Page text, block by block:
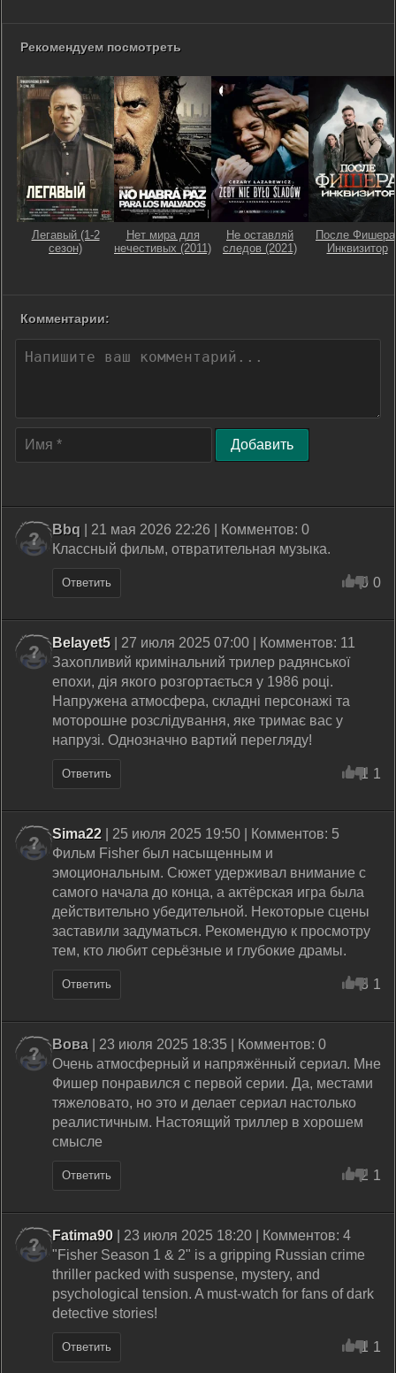
Рекомендуем посмотреть
Легавый (1-2
сезон)
Нет мира для
нечестивых (2011)
Не оставляй
следов (2021)
После
Инквизитор
Комментарии:
Добавить
Bbq | 21 мая 2026 22:26 | Комментов: 0
Классный фильм, отвратительная музыка.
Ответить 0 0
Belayet5 | 27 июля 2025 07:00 | Комментов: 11
Захопливий кримінальний трилер радянської
епохи, дія якого розгортається у 1986 році.
Напружена атмосфера, складні персонажі та
моторошне розслідування, яке тримає вас у
напрузі. Однозначно вартий перегляду!
Ответить 1 1
Sima22 | 25 июля 2025 19:50 | Комментов: 5
Фильм Fisher был насыщенным и
эмоциональным. Сюжет удерживал внимание с
самого начала до конца, а актёрская игра была
действительно убедительной. Некоторые сцены
заставили задуматься. Рекомендую к просмотру
тем, кто любит серьёзные и глубокие драмы.
Ответить 3 1
Вова | 23 июля 2025 18:35 | Комментов: 0
Очень атмосферный и напряжённый сериал. Мне
Фишер понравился с первой серии. Да, местами
тяжеловато, но это и делает сериал настолько
реалистичным. Настоящий триллер в хорошем
смысле
Ответить 2 1
Fatima90 | 23 июля 2025 18:20 | Комментов: 4
"Fisher Season 1 & 2" is a gripping Russian crime
thriller packed with suspense, mystery, and
psychological tension. A must-watch for fans of dark
detective stories!
Ответить 1 1